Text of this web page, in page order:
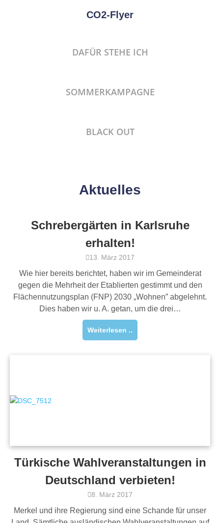
CO2-Flyer
DAFÜR STEHE ICH
SOMMERKAMPAGNE
BLACK OUT
Aktuelles
Schrebergärten in Karlsruhe
erhalten!
13. März 2017
Wie hier bereits berichtet, haben wir im Gemeinderat
gegen die Mehrheit der Etablierten gestimmt und den
Flächennutzungsplan (FNP) 2030 „Wohnen” abgelehnt.
Dies haben wir u. A. getan, um die drei…
Weiterlesen ..
Türkische Wahlveranstaltungen in
Deutschland verbieten!
8. März 2017
Merkel und ihre Regierung sind eine Schande für unser